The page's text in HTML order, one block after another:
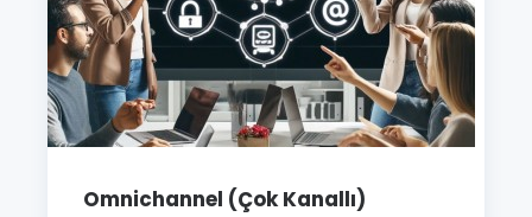
Omnichannel (Çok Kanallı)